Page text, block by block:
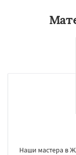
Наши мастера в